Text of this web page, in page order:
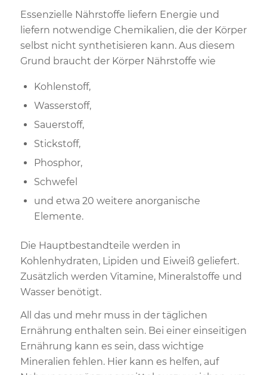
Essenzielle Nährstoffe liefern Energie und
liefern notwendige Chemikalien, die der Körper
selbst nicht synthetisieren kann. Aus diesem
Grund braucht der Körper Nährstoffe wie
Kohlenstoff,
Wasserstoff,
Sauerstoff,
Stickstoff,
Phosphor,
Schwefel
und etwa 20 weitere anorganische
Elemente.
Die Hauptbestandteile werden in
Kohlenhydraten, Lipiden und Eiweiß geliefert.
Zusätzlich werden Vitamine, Mineralstoffe und
Wasser benötigt.
All das und mehr muss in der täglichen
Ernährung enthalten sein. Bei einer einseitigen
Ernährung kann es sein, dass wichtige
Mineralien fehlen. Hier kann es helfen, auf